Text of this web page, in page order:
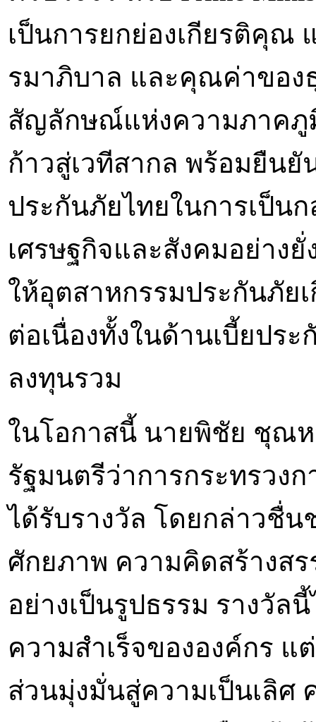
เป็นการยกย่องเกียรติคุณ
รมาภิบาล และคุณค่าของ
สัญลักษณ์แห่งความภาคภู
ก้าวสู่เวทีสากล พร้อมยืน
ประกันภัยไทยในการเป็
เศรษฐกิจและสังคมอย่าง
ให้อุตสาหกรรมประกันภัย
ต่อเนื่องทั้งในด้านเบี้ยปร
ลงทุนรวม
ในโอกาสนี้ นายพิชัย ชุณ
รัฐมนตรีว่าการกระทรวง
ได้รับรางวัล โดยกล่าวชื่น
ศักยภาพ ความคิดสร้างส
อย่างเป็นรูปธรรม รางวัล
ความสำเร็จขององค์กร แ
ส่วนมุ่งมั่นสู่ความเป็นเลิศ